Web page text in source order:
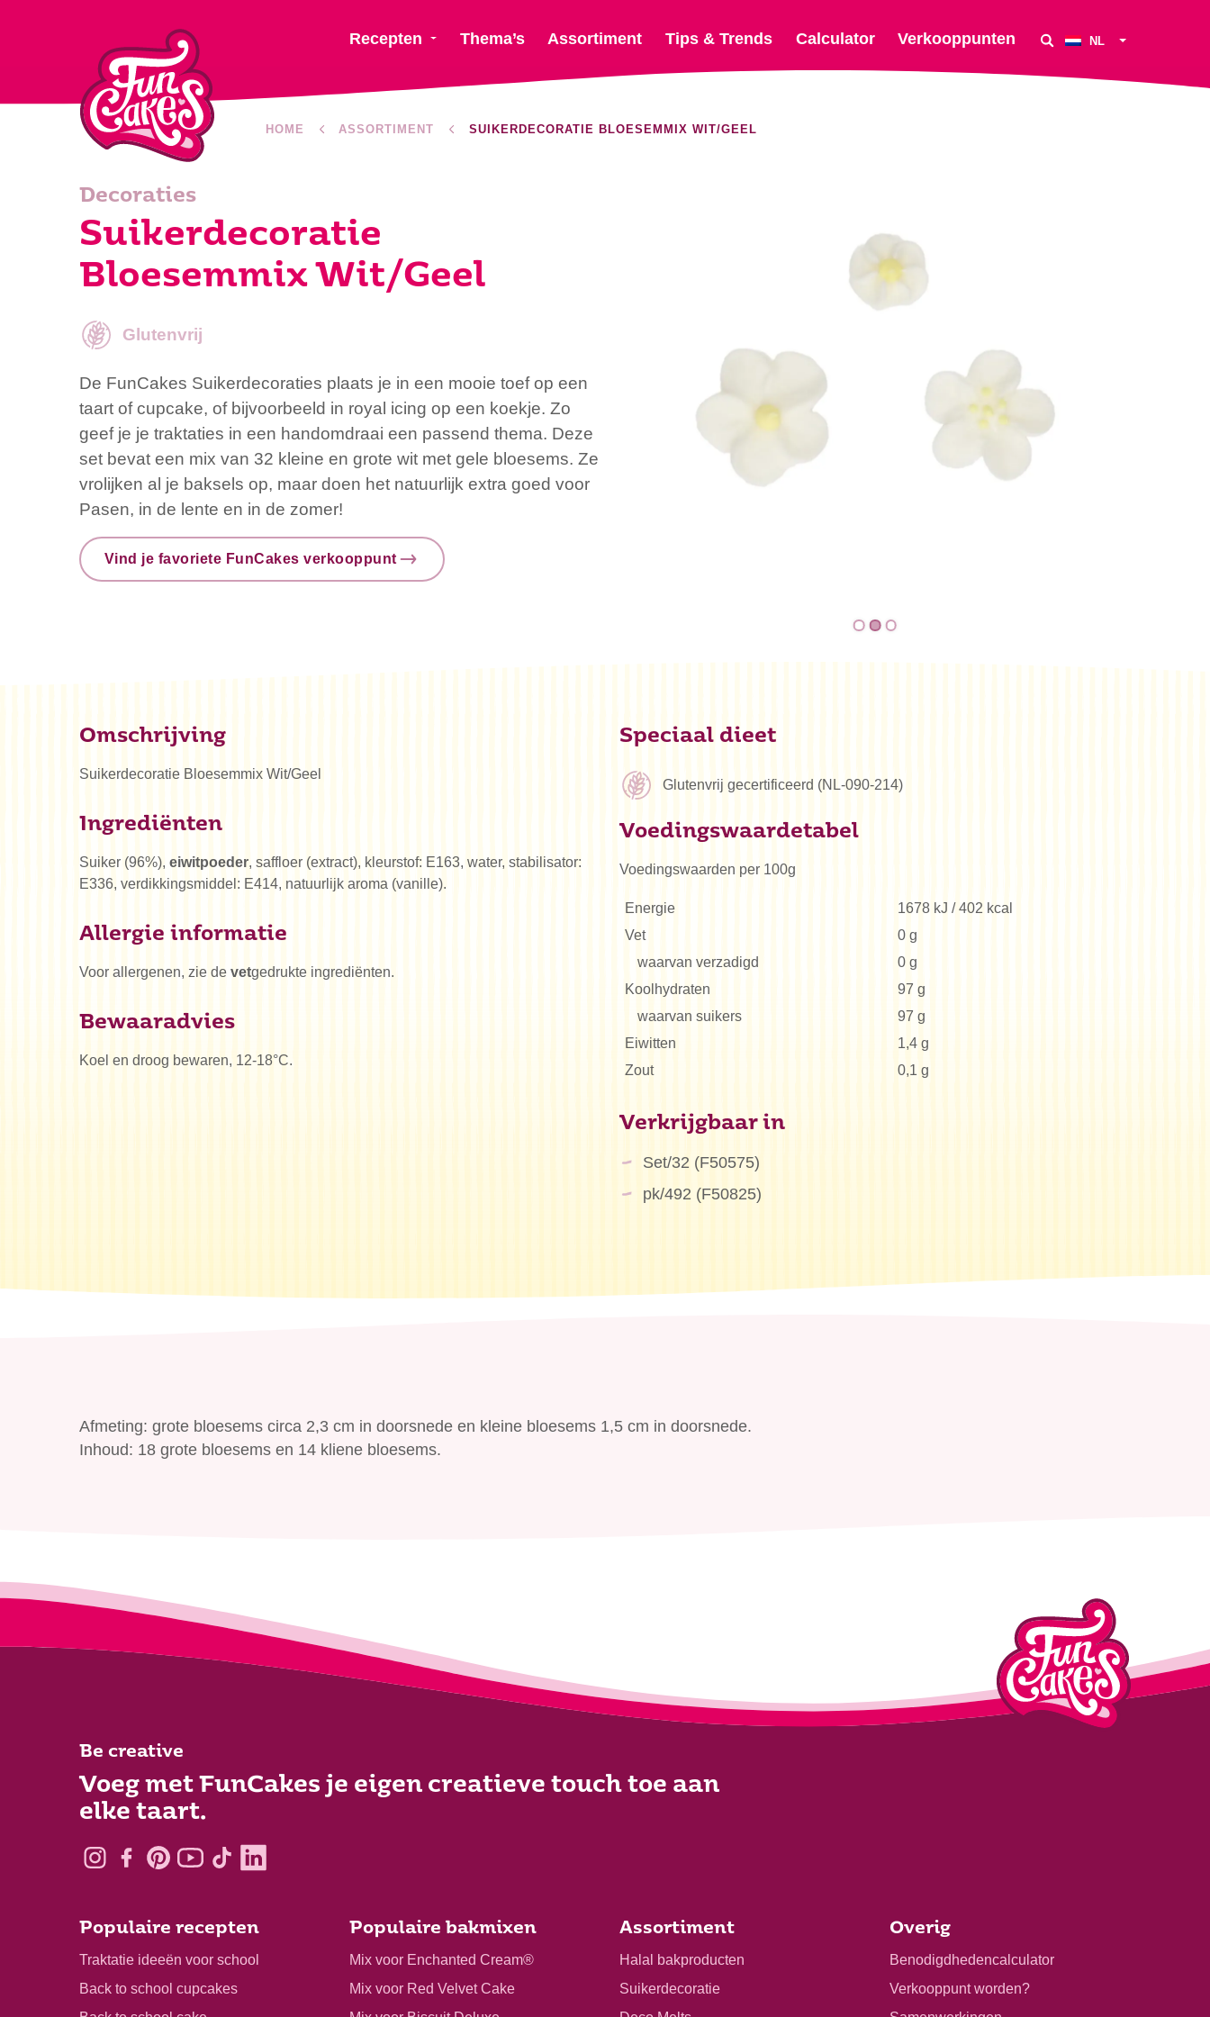
Recepten Thema’s Assortiment Tips & Trends Calculator Verkooppunten NL
Waar ben je naar op zoek?
HOME ASSORTIMENT SUIKERDECORATIE BLOESEMMIX WIT/GEEL
Decoraties
Suikerdecoratie
Bloesemmix Wit/Geel
Glutenvrij
De FunCakes Suikerdecoraties plaats je in een mooie toef op een
taart of cupcake, of bijvoorbeeld in royal icing op een koekje. Zo
geef je je traktaties in een handomdraai een passend thema. Deze
set bevat een mix van 32 kleine en grote wit met gele bloesems. Ze
vrolijken al je baksels op, maar doen het natuurlijk extra goed voor
Pasen, in de lente en in de zomer!
Vind je favoriete FunCakes verkooppunt
Omschrijving
Suikerdecoratie Bloesemmix Wit/Geel
Ingrediënten
Suiker (96%), eiwitpoeder, saffloer (extract), kleurstof: E163, water, stabilisator:
E336, verdikkingsmiddel: E414, natuurlijk aroma (vanille).
Allergie informatie
Voor allergenen, zie de vetgedrukte ingrediënten.
Bewaaradvies
Koel en droog bewaren, 12-18°C.
Speciaal dieet
Glutenvrij gecertificeerd (NL-090-214)
Voedingswaardetabel
Voedingswaarden per 100g
Energie
1678 kJ / 402 kcal
Vet
0 g
waarvan verzadigd
0 g
Koolhydraten
97 g
waarvan suikers
97 g
Eiwitten
1,4 g
Zout
0,1 g
Verkrijgbaar in
Set/32 (F50575)
pk/492 (F50825)
Afmeting: grote bloesems circa 2,3 cm in doorsnede en kleine bloesems 1,5 cm in doorsnede.
Inhoud: 18 grote bloesems en 14 kliene bloesems.
Be creative
Voeg met FunCakes je eigen creatieve touch toe aan
elke taart.
Populaire recepten
Traktatie ideeën voor school
Back to school cupcakes
Populaire bakmixen
Mix voor Enchanted Cream®
Mix voor Red Velvet Cake
Assortiment
Halal bakproducten
Suikerdecoratie
Overig
Benodigdhedencalculator
Verkooppunt worden?